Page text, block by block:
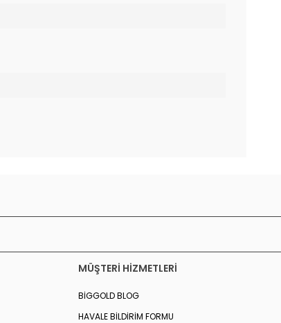
MÜŞTERI HIZMETLERI
BIGGOLD BLOG
HAVALE BILDIRIM FORMU